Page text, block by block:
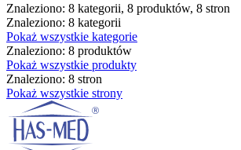
Znaleziono: 8 kategorii, 8 produktów, 8 stron
Znaleziono: 8 kategorii
Pokaż wszystkie kategorie
Znaleziono: 8 produktów
Pokaż wszystkie produkty
Znaleziono: 8 stron
Pokaż wszystkie strony